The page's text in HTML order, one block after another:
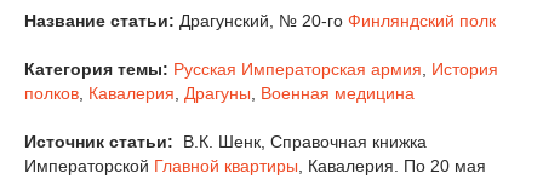
Название статьи: Драгунский, № 20-го Финляндский полк
Категория темы: Русская Императорская армия
История
полков Кавалерия Драгуны Военная медицина
Источник статьи:
В.К. Шенк, Справочная книжка
Императорской Главной квартиры , Кавалерия. По 20 мая